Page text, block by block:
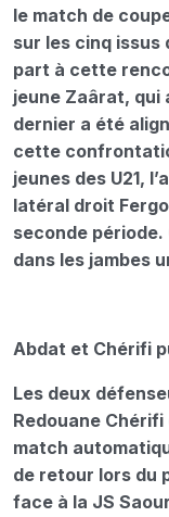
le match de
sur les cinq issus
part à cette
jeune Zaârat, qui
dernier a été
cette
jeunes des U21,
latéral droit
seconde période.
dans les jambes
Abdat et Chérifi
Les deux
Redouane
match
de retour lors du
face à la JS